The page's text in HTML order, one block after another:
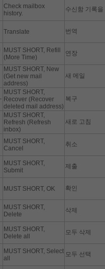
Check mailbox
history.
수신함 기록
Translate 번역
MUST SHORT, Refill
(More Time)
연장
MUST SHORT, New
(Get new mail
address)
새 메일
MUST SHORT,
Recover (Recover
deleted mail address)
복구
MUST SHORT,
Refresh (Refresh
inbox)
새로 고침
MUST SHORT,
Cancel
취소
MUST SHORT,
Submit
제출
MUST SHORT, OK 확인
MUST SHORT,
Delete
삭제
MUST SHORT,
Delete all
모두 삭제
MUST SHORT, Select
all
모두 선택